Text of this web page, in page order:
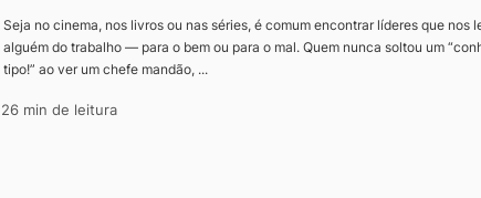
Seja no cinema, nos livros ou nas séries, é comum encontrar líderes que nos
alguém do trabalho — para o bem ou para o mal. Quem nunca soltou um
tipo!” ao ver um chefe mandão, ...
26 min de leitura